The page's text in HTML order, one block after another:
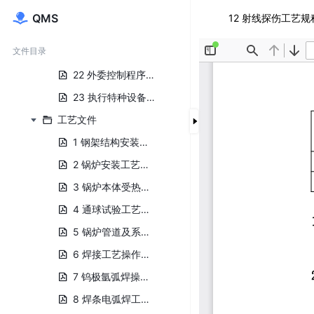
QMS
文件目录
22 外委控制程序.pdf
23 执行特种设备许可制度控制程序.pdf
工艺文件
1 钢架结构安装工艺规程.pdf
2 锅炉安装工艺规程.pdf
3 锅炉本体受热面组合吊装工艺规程.pdf
4 通球试验工艺规程.pdf
5 锅炉管道及系统安装工艺规程.pdf
6 焊接工艺操作规程.pdf
7 钨极氩弧焊操作规程.pdf
8 焊条电弧焊工艺操作规程.pdf
12 射线探伤工艺